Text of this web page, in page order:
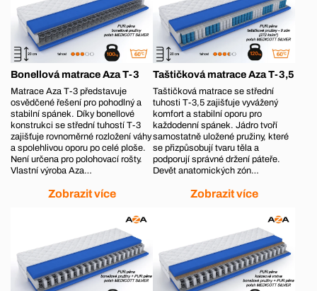
Bonellová matrace Aza T-3
Matrace Aza T-3 představuje
osvědčené řešení pro pohodlný a
stabilní spánek. Díky bonellové
konstrukci se střední tuhostí T-3
zajišťuje rovnoměrné rozložení váhy
a spolehlivou oporu po celé ploše.
Není určena pro polohovací rošty.
Vlastní výroba Aza…
Zobrazit více
Taštičková matrace Aza T-3,5
Taštičková matrace se střední
tuhosti T-3,5 zajišťuje vyvážený
komfort a stabilní oporu pro
každodenní spánek. Jádro tvoří
samostatně uložené pružiny, které
se přizpůsobují tvaru těla a
podporují správné držení páteře.
Devět anatomických zón…
Zobrazit více